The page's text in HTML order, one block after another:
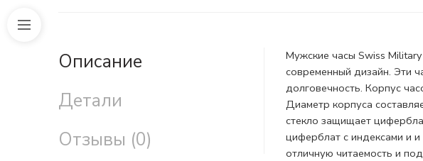
Описание
Детали
Отзывы (0)
Мужские часы Swiss
современный дизайн. Эти
долговечность. Корпус
Диаметр корпуса
стекло защищает
циферблат с индексами и
отличную читаемость и